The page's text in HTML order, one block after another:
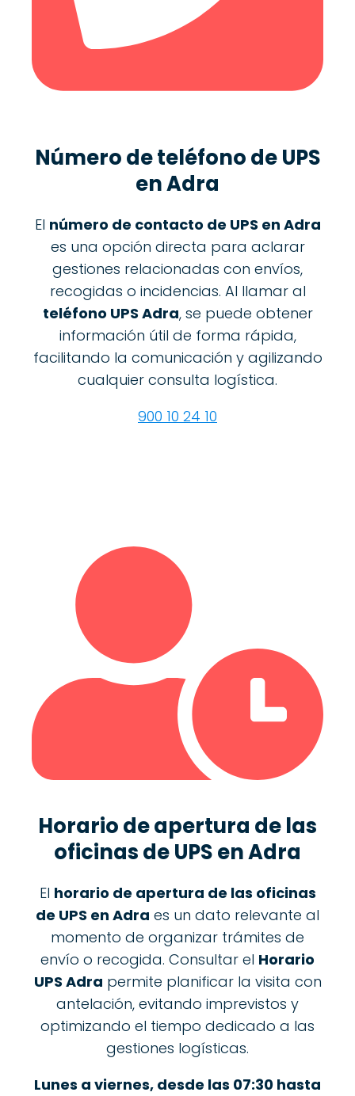
Número de teléfono de UPS
en Adra
El número de contacto de UPS en Adra
es una opción directa para aclarar
gestiones relacionadas con envíos,
recogidas o incidencias. Al llamar al
teléfono UPS Adra, se puede obtener
información útil de forma rápida,
facilitando la comunicación y agilizando
cualquier consulta logística.
900 10 24 10
Horario de apertura de las
oficinas deUPSen Adra
El horario de apertura de las oficinas
de UPS en Adra es un dato relevante al
momento de organizar trámites de
envío o recogida. Consultar el Horario
UPS Adra permite planificar la visita con
antelación, evitando imprevistos y
optimizando el tiempo dedicado a las
gestiones logísticas.
Lunes a viernes, desde las 07:30 hasta